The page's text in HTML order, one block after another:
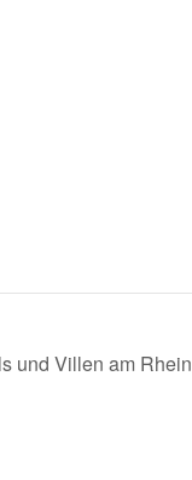
und Villen am Rhein